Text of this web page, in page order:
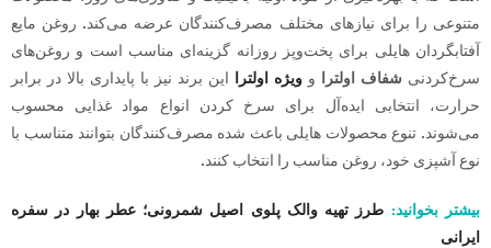
متنوعی را برای نیازهای مختلف مصرف‌کنندگان عرضه می‌کند. روغن مایع
آفتابگردان هایلی برای پخت‌وپز روزانه گزینه‌ای مناسب است و روغن‌های
سرخ‌کردنی شفاف اولترا و ویژه اولترا
این برند نیز با پایداری بالا در برابر
حرارت، انتخابی ایده‌آل برای سرخ کردن انواع مواد غذایی محسوب
می‌شوند. تنوع محصولات هایلی باعث شده مصرف‌کنندگان بتوانند متناسب با
نوع آشپزی خود، روغن مناسب را انتخاب کنند.
بیشتر بخوانید: طرز تهیه والک پلوی اصیل شمرونی؛ عطر بهار در سفره
ایرانی